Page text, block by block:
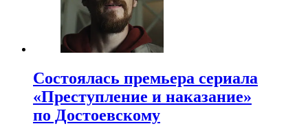
Состоялась премьера сериала
«Преступление и наказание»
по Достоевскому